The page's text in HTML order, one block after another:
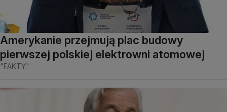
Amerykanie przejmują plac budowy
pierwszej polskiej elektrowni atomowej
"FAKTY"